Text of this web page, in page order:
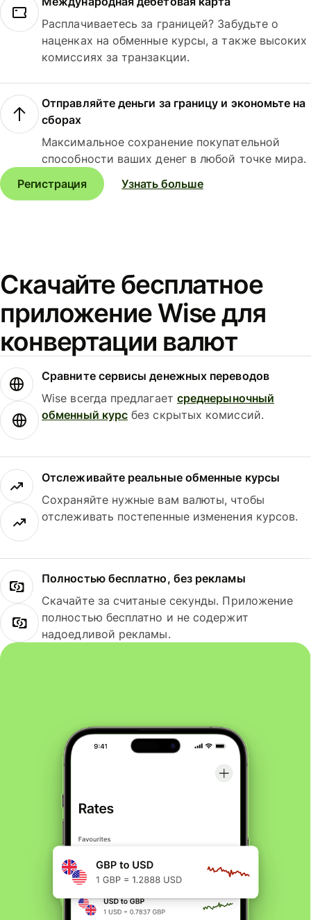
Расплачиваетесь за границей? Забудьте о
наценках на обменные курсы, а также высоких
комиссиях за транзакции.
Отправляйте деньги за границу и экономьте на
сборах
Максимальное сохранение покупательной
способности ваших денег в любой точке мира.
Регистрация
Узнать больше
Скачайте бесплатное
приложение Wise для
конвертации валют
Сравните сервисы денежных переводов
Wise всегда предлагает среднерыночный
обменный курс без скрытых комиссий.
Отслеживайте реальные обменные курсы
Сохраняйте нужные вам валюты, чтобы
отслеживать постепенные изменения курсов.
Полностью бесплатно, без рекламы
Скачайте за считаные секунды. Приложение
полностью бесплатно и не содержит
надоедливой рекламы.